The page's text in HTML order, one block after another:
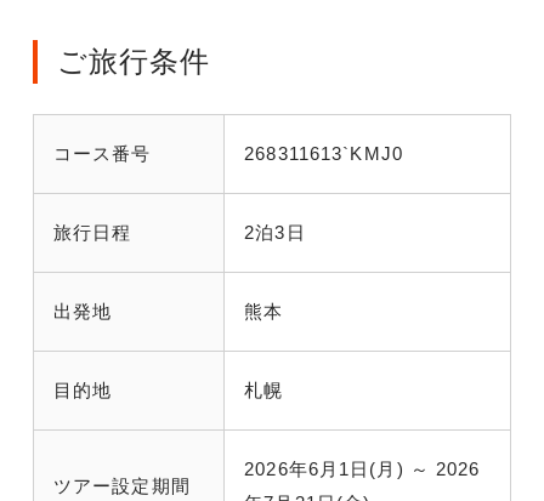
ご旅行条件
コース番号 268311613`KMJ0
旅行日程 2泊3日
出発地 熊本
目的地 札幌
ツアー設定期間
2026年6月1日(月) ～ 2026